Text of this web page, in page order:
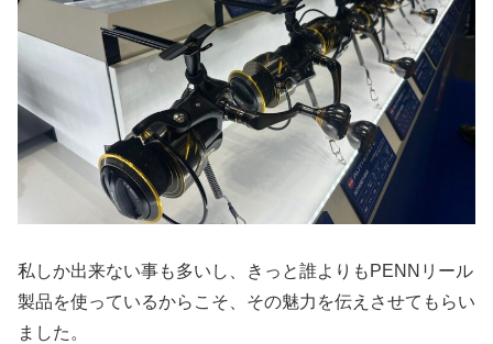
私しか出来ない事も多いし、きっと誰よりもPENNリール
製品を使っているからこそ、その魅力を伝えさせてもらい
ました。